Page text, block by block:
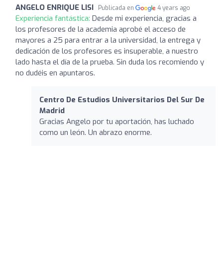
ANGELO ENRIQUE LISI Publicada en 4 years ago
Experiencia fantástica: Desde mi experiencia, gracias a
los profesores de la academia aprobé el acceso de
mayores a 25 para entrar a la universidad, la entrega y
dedicación de los profesores es insuperable, a nuestro
lado hasta el día de la prueba. Sin duda los recomiendo y
no dudéis en apuntaros.
Centro De Estudios Universitarios Del Sur De
Madrid
Gracias Angelo por tu aportación, has luchado
como un león. Un abrazo enorme.